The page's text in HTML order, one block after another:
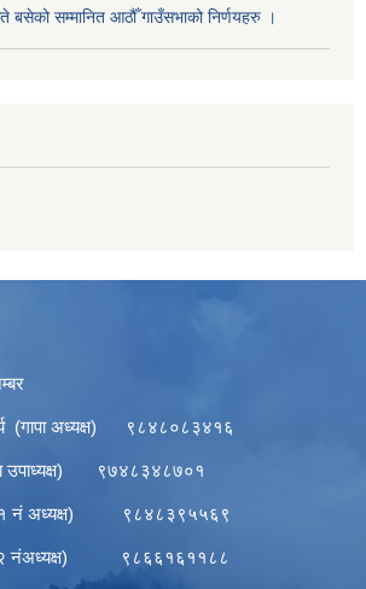
सम्मानित आठौँ गाउँसभाको निर्णयहरु ।
(गापा अध्यक्ष) ९८४८०८३४१६
उपाध्यक्ष) ९७४८३४८७०१
(१ नं अध्यक्ष) ९८४८३९५५६९
नंअध्यक्ष) ९८६६१६११८८